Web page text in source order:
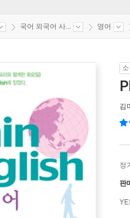
국어 외국어 사... 영어
김
정
판